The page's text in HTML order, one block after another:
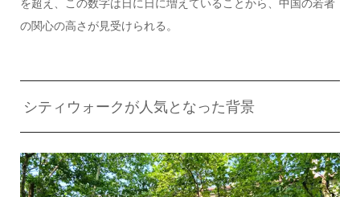
を超え、この数字は日に日に増えていることから、中国の若者
の関心の高さが見受けられる。
シティウォークが人気となった背景